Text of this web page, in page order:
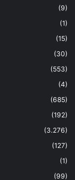
(9)
(1)
(15)
(30)
(553)
(4)
(685)
(192)
(3.276)
(127)
(1)
(99)